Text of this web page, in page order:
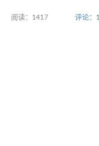
阅读：1417 评论：1